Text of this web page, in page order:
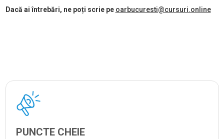
Dacă ai întrebări, ne poți scrie pe oarbucuresti@cursuri.online
PUNCTE CHEIE